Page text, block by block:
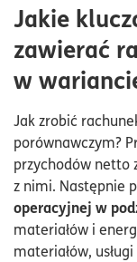
Jakie
zawierać
w
Jak zrobić
porównawczym?
przychodów netto
z nimi. Następnie
operacyjnej w
materiałów i
materiałów,